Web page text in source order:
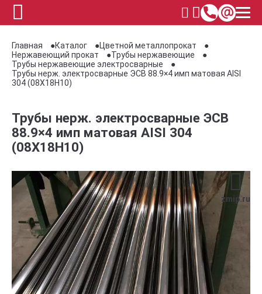
Главная Каталог
Цветной металлопрокат
Нержавеющий прокат
Трубы нержавеющие
Трубы нержавеющие электросварные
Трубы нерж. электросварные ЭСВ 88.9×4 имп матовая AISI
304 (08Х18Н10)
Трубы нерж. электросварные ЭСВ
88.9×4 имп матовая AISI 304
(08Х18Н10)
zmip.ru